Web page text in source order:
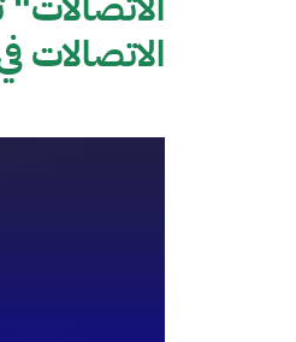
الاتصالات